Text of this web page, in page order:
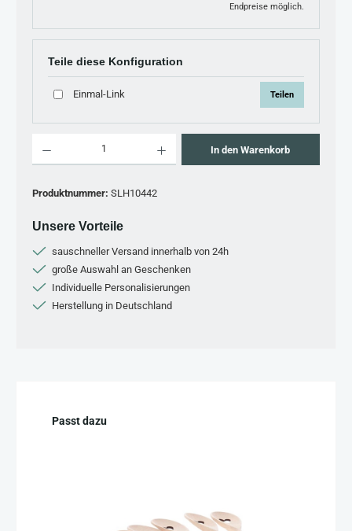
Endpreise möglich.
Teile diese Konfiguration
Einmal-Link Teilen
In den Warenkorb
Produktnummer: SLH10442
Unsere Vorteile
sauschneller Versand innerhalb von 24h
große Auswahl an Geschenken
Individuelle Personalisierungen
Herstellung in Deutschland
Produktgalerie überspringen
Passt dazu